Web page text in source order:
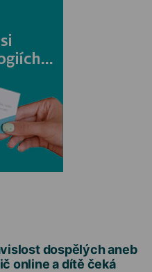
dospělých aneb
online a dítě čeká